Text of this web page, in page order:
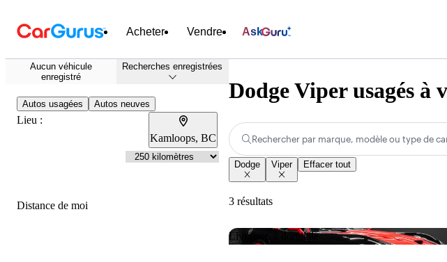
Acheter Vendre Ask
Aucun véhicule
enregistré
Recherches enregistrées
Autos usagées Autos neuves
Lieu :
Kamloops, BC
Distance de moi
Dodge Viper usagés à
Rechercher par marque, modèle ou type de
Dodge Viper Effacer tout
3 résultats
Livraison à domicile